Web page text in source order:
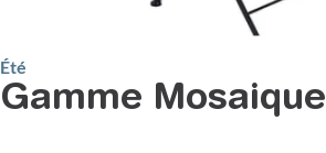
Été
Gamme Mosaique